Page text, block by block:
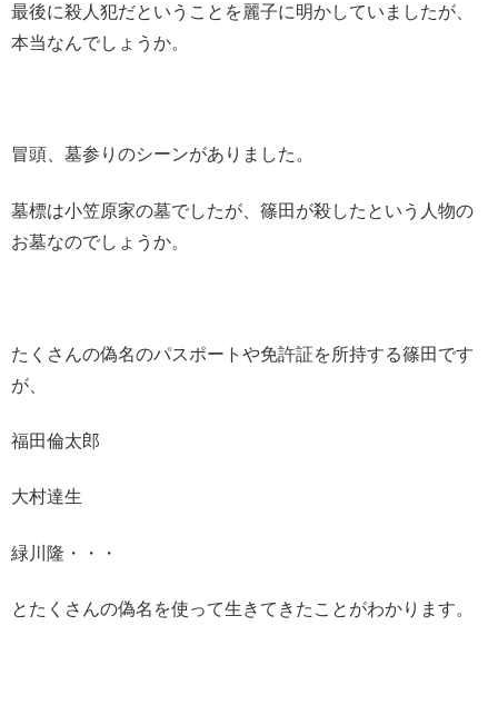
最後に殺人犯だということを麗子に明かしていましたが、
本当なんでしょうか。
冒頭、墓参りのシーンがありました。
墓標は小笠原家の墓でしたが、篠田が殺したという人物の
お墓なのでしょうか。
たくさんの偽名のパスポートや免許証を所持する篠田です
が、
福田倫太郎
大村達生
緑川隆・・・
とたくさんの偽名を使って生きてきたことがわかります。